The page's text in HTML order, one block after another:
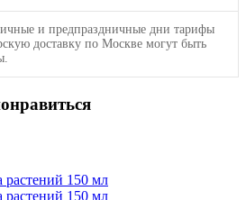
и предпраздничные дни тарифы
доставку по Москве могут быть